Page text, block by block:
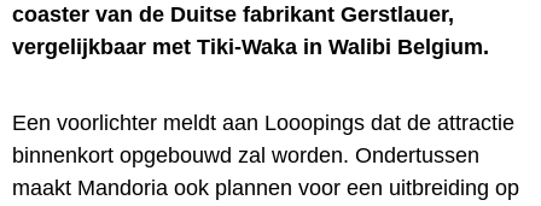
coaster van de Duitse fabrikant Gerstlauer,
vergelijkbaar met Tiki-Waka in Walibi Belgium.
Een voorlichter meldt aan Looopings dat de attractie
binnenkort opgebouwd zal worden. Ondertussen
maakt Mandoria ook plannen voor een uitbreiding op